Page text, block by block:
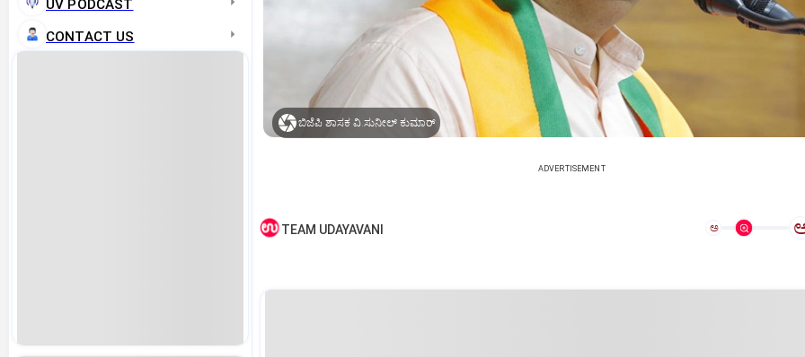
UV PODCAST
CONTACT US
ಬಿಜೆಪಿ ಶಾಸಕ ವಿ.ಸುನೀಲ್‌ ಕುಮಾರ್‌
ADVERTISEMENT
TEAM UDAYAVANI ಅ